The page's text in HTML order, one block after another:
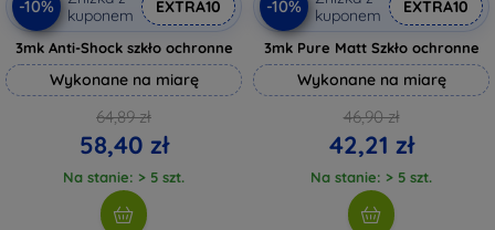
-10%
kuponem
EXTRA10
3mk Anti-Shock szkło ochronne
Wykonane na miarę
64,89 zł
58,40 zł
Na stanie: > 5 szt.
-10%
kuponem
EXTRA10
3mk Pure Matt Szkło ochronne
Wykonane na miarę
46,90 zł
42,21 zł
Na stanie: > 5 szt.